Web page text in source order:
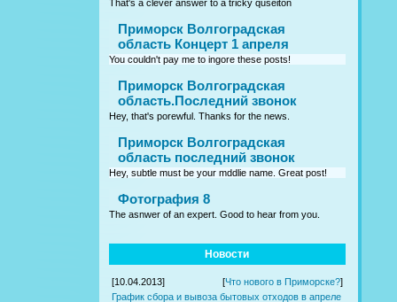
That's a clever answer to a tricky quseiton
Приморск Волгоградская
область Концерт 1 апреля
You couldn't pay me to ingore these posts!
Приморск Волгоградская
область.Последний звонок
Hey, that's porewful. Thanks for the news.
Приморск Волгоградская
область последний звонок
Hey, subtle must be your mddlie name. Great post!
Фотография 8
The asnwer of an expert. Good to hear from you.
Новости
[10.04.2013] [Что нового в Приморске?]
График сбора и вывоза бытовых отходов в апреле